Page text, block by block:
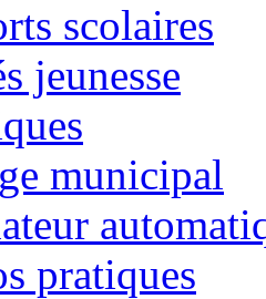
scolaires
jeunesse
municipal
pratiques